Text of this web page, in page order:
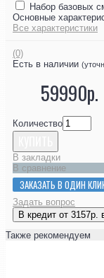
Набор базовых
Основные
Все характеристики
(0)
Есть в наличии
59990р.
Количество
В закладки
В сравнение
ЗАКАЗАТЬ В ОДИН
Задать вопрос
В кредит от 3157р.
Также рекомендуем